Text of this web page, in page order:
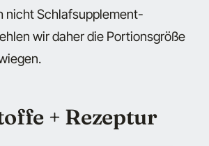
nicht Schlafsupplement-
wir daher die Portionsgröße
+ Rezeptur